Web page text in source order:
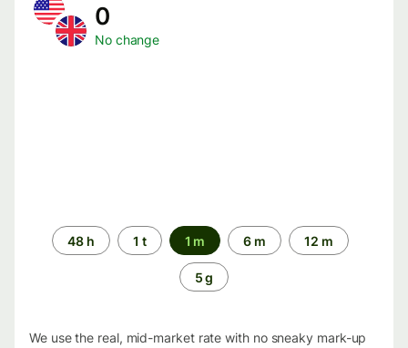
0
No change
Time
period
48 h 1 t 1 m 6 m 12 m
5 g
We use the real, mid-market rate with no sneaky mark-up